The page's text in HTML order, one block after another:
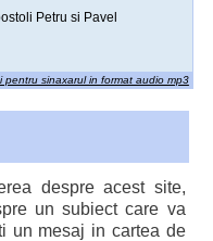
Petru si Pavel
pentru sinaxarul in format audio mp3
despre acest site,
un subiect care va
un mesaj in cartea de